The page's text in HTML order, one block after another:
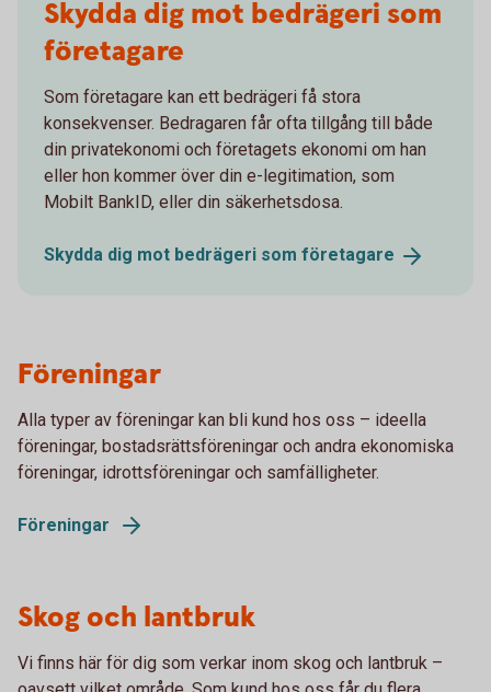
Skydda dig mot bedrägeri som
företagare
Som företagare kan ett bedrägeri få stora
konsekvenser. Bedragaren får ofta tillgång till både
din privatekonomi och företagets ekonomi om han
eller hon kommer över din e-legitimation, som
Mobilt BankID, eller din säkerhetsdosa.
Skydda dig mot bedrägeri som företagare
Föreningar
Alla typer av föreningar kan bli kund hos oss – ideella
föreningar, bostadsrättsföreningar och andra ekonomiska
föreningar, idrottsföreningar och samfälligheter.
Föreningar
Skog och lantbruk
Vi finns här för dig som verkar inom skog och lantbruk –